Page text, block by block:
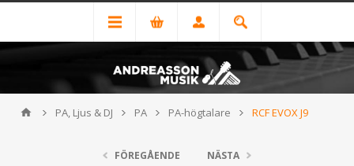
PA, Ljus & DJ PA PA-högtalare RCF EVOX J9
FÖREGÅENDE NÄSTA